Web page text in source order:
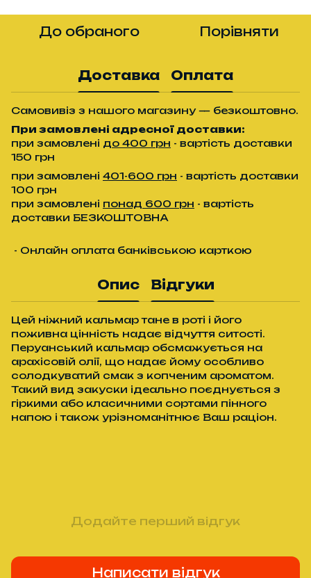
До обраного Порівняти
Доставка Оплата
Самовивіз з нашого магазину — безкоштовно.
При замовлені адресної доставки:
при замовлені до 400 грн - вартість доставки
150 грн
при замовлені 401-600 грн - вартість доставки
100 грн
при замовлені понад 600 грн - вартість
доставки БЕЗКОШТОВНА
- Онлайн оплата банківською карткою
Опис Відгуки
Цей ніжний кальмар тане в роті і його
поживна цінність надає відчуття ситості.
Перуанський кальмар обсмажується на
арахісовій олії, що надає йому особливо
солодкуватий смак з копченим ароматом.
Такий вид закуски ідеально поєднується з
гіркими або класичними сортами пінного
напою і також урізноманітнює Ваш раціон.
Додайте перший відгук
Написати відгук